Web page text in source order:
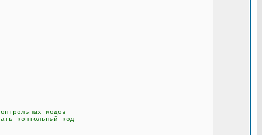
кодов
контольный код